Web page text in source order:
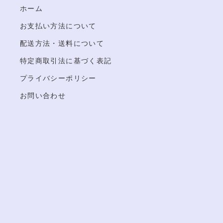
ホーム
お支払い方法について
配送方法・送料について
特定商取引法に基づく表記
プライバシーポリシー
お問い合わせ